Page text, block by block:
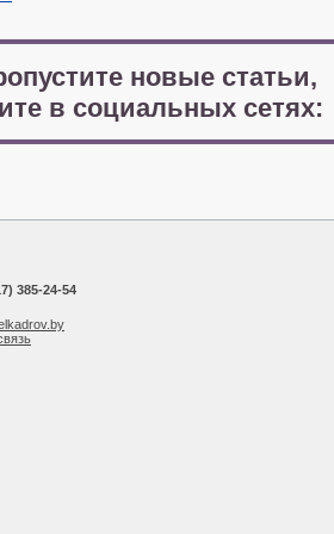
новые статьи,
в социальных сетях:
385-24-54